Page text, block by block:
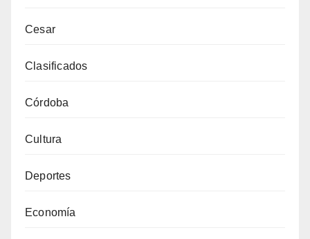
Cesar
Clasificados
Córdoba
Cultura
Deportes
Economía